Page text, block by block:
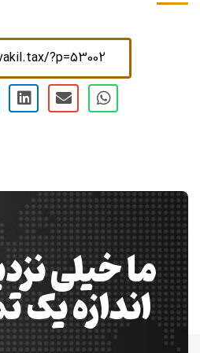
?p=53002
ما خیلی
اندازه